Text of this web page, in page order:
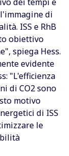
di
ISS e RhB
obiettivo
spiega Hess.
evidente
"L'efficienza
di CO2 sono
motivo
di ISS
le